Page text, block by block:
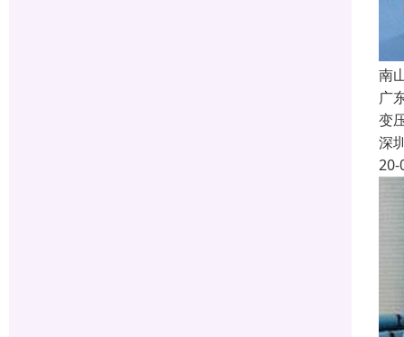
南
广
变
深
20-